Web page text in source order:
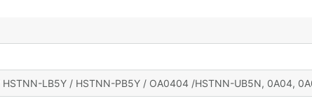
LB5Y / HSTNN-PB5Y / OA0404 /HSTNN-UB5N, 0A04,